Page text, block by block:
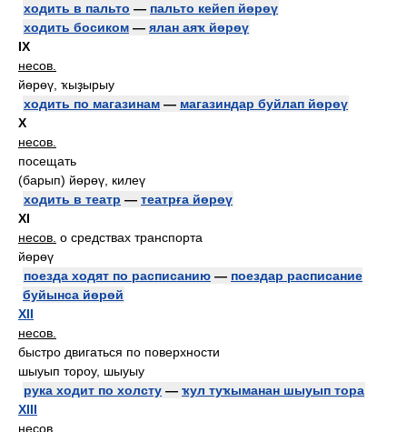
ходить в пальто — пальто кейеп йөрөү
ходить босиком — ялан аяҡ йөрөү
IX
несов.
йөрөү, ҡыҙырыу
ходить по магазинам — магазиндар буйлап йөрөү
X
несов.
посещать
(барып) йөрөү, килеү
ходить в театр — театрға йөрөү
XI
несов. о средствах транспорта
йөрөү
поезда ходят по расписанию — поездар расписание
буйынса йөрөй
XII
несов.
быстро двигаться по поверхности
шыуып тороу, шыуыу
рука ходит по холсту — ҡул туҡыманан шыуып тора
XIII
несов.